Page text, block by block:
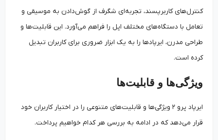
کنترل‌های کاربرپسند، تجربه‌ای شگرف از گوش‌دادن به موسیقی و
تعامل با دستگاه‌های مختلف اپل را فراهم می‌آورد. این قابلیت‌ها و
طراحی مدرن، ایرپادها را به یک ابزار ضروری برای کاربران تبدیل
کرده است.
ویژگی‌ها و قابلیت‌ها
ایرپاد پرو ۲ ویژگی‌‌ها و قابلیت‌‌های متنوعی را در اختیار کاربران خود
قرار می‌‌دهد که در ادامه به بررسی هر کدام خواهیم پرداخت.